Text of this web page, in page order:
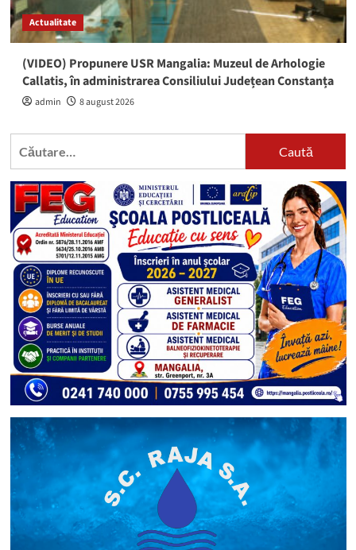
Actualitate
(VIDEO) Propunere USR Mangalia: Muzeul de Arhologie
Callatis, în administrarea Consiliului Județean Constanța
admin 8 august 2026
Caută